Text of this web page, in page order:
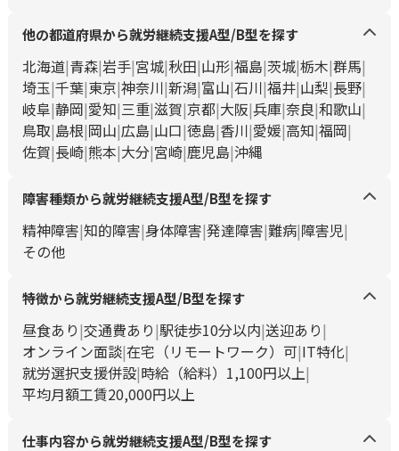
他の都道府県から就労継続支援A型/B型を探す
北海道 青森 岩手 宮城 秋田 山形 福島 茨城 栃木 群馬
埼玉 千葉 東京 神奈川 新潟 富山 石川 福井 山梨 長野
岐阜 静岡 愛知 三重 滋賀 京都 大阪 兵庫 奈良 和歌山
鳥取 島根 岡山 広島 山口 徳島 香川 愛媛 高知 福岡
佐賀 長崎 熊本 大分 宮崎 鹿児島 沖縄
障害種類から就労継続支援A型/B型を探す
精神障害 知的障害 身体障害 発達障害 難病 障害児
その他
特徴から就労継続支援A型/B型を探す
昼食あり 交通費あり 駅徒歩10分以内 送迎あり
オンライン面談 在宅（リモートワーク）可 IT特化
就労選択支援併設 時給（給料）1,100円以上
平均月額工賃20,000円以上
仕事内容から就労継続支援A型/B型を探す